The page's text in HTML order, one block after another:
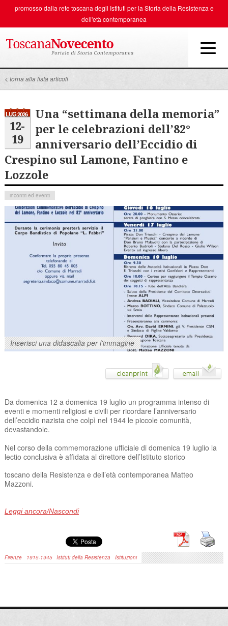
promosso dalla rete toscana degli Istituti per la Storia della Resistenza e
dell'età contemporanea
< torna alla lista articoli
LUG 2026
12-
19
Una “settimana della memoria”
per le celebrazioni dell’82°
anniversario dell’Eccidio di
Crespino sul Lamone, Fantino e
Lozzole
incontri ed eventi
Inserisci una didascalia per l'immagine
Da domenica 12 a domenica 19 luglio un programma intenso di
eventi e momenti religiosi e civili per ricordare l’anniversario
dell’eccidio nazista che colpì nel 1944 le piccole comunità,
devastandole.
Nel corso della commemorazione ufficiale di domenica 19 luglio la
lectio conclusiva è affidata al direttore dell’Istituto storico
toscano della Resistenza e dell’età contemporanea Matteo
Mazzoni.
Leggi ancora/Nascondi
Firenze 1915-1945 Istituti della Resistenza Istituzioni